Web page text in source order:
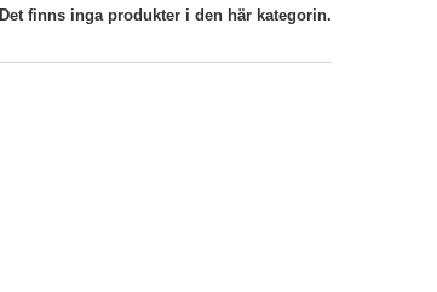
Det finns inga produkter i den här kategorin.